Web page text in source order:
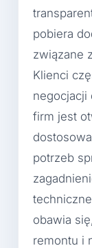
pobiera
związane
Klienci
negocjacji
firm jest
potrzeb
obawia
remontu i